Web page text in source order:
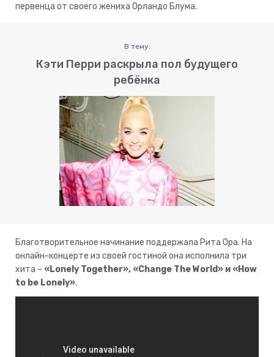
первенца от своего жениха Орландо Блума.
В тему:
Кэти Перри раскрыла пол будущего
ребёнка
Благотворительное начинание поддержала Рита Ора. На
онлайн-концерте из своей гостиной она исполнила три
хита – «Lonely Together», «Change The World» и «How
to be Lonely».